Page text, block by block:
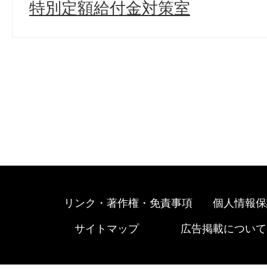
特別定額給付金対策室
リンク・著作権・免責事項 個人情報
サイトマップ 広告掲載について